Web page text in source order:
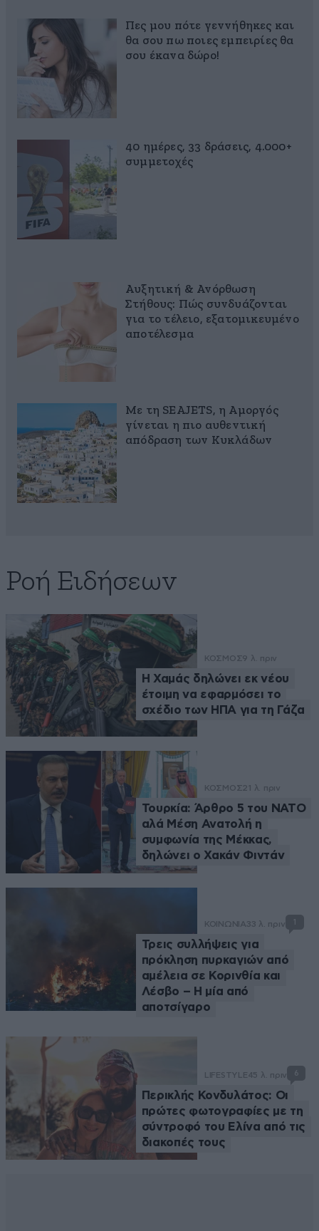
Πες μου πότε γεννήθηκες και
θα σου πω ποιες εμπειρίες θα
σου έκανα δώρο!
40 ημέρες, 33 δράσεις, 4.000+
συμμετοχές
Αυξητική & Ανόρθωση
Στήθους: Πώς συνδυάζονται
για το τέλειο, εξατομικευμένο
αποτέλεσμα
Με τη SEAJETS, η Αμοργός
γίνεται η πιο αυθεντική
απόδραση των Κυκλάδων
Ροή Ειδήσεων
ΚΟΣΜΟΣ9 λ. πριν
Η Χαμάς δηλώνει εκ νέου
έτοιμη να εφαρμόσει το
σχέδιο των ΗΠΑ για τη Γάζα
ΚΟΣΜΟΣ21 λ. πριν
Τουρκία: Άρθρο 5 του ΝΑΤΟ
αλά Μέση Ανατολή η
συμφωνία της Μέκκας,
δηλώνει ο Χακάν Φιντάν
ΚΟΙΝΩΝΙΑ33 λ. πριν
Τρεις συλλήψεις για
πρόκληση πυρκαγιών από
αμέλεια σε Κορινθία και
Λέσβο – Η μία από
αποτσίγαρο
LIFESTYLE45 λ. πριν 6
Περικλής Κονδυλάτος: Οι
πρώτες φωτογραφίες με τη
σύντροφό του Ελίνα από τις
διακοπές τους